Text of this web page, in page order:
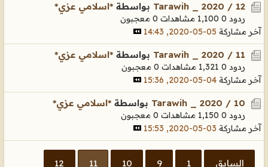
Tarawih _ 2020 / 12 بواسطة *اسلامي عزي*
ردود 0 1,100 مشاهدات
0 معجبون
آخر مشاركة 05-05-2020, 14:43
Tarawih _ 2020 / 11 بواسطة *اسلامي عزي*
ردود 0 1,321 مشاهدات
0 معجبون
آخر مشاركة 04-05-2020, 15:36
Tarawih _ 2020 / 10 بواسطة *اسلامي عزي*
ردود 0 1,150 مشاهدات
0 معجبون
آخر مشاركة 03-05-2020, 15:53
السابق 1
9
10
11
12